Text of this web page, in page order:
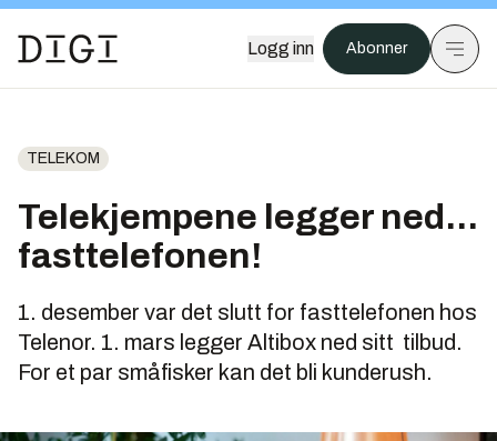
Logg inn Abonner
TELEKOM
Telekjempene legger ned...
fasttelefonen!
1. desember var det slutt for fasttelefonen hos
Telenor. 1. mars legger Altibox ned sitt tilbud.
For et par småfisker kan det bli kunderush.